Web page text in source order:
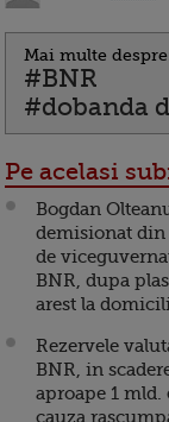
Mai multe
#BNR
#dobanda
Pe acelasi
Bogdan
demisionat
de
BNR, dupa
arest la
Rezervele
BNR, in
aproape 1 mld.
cauza